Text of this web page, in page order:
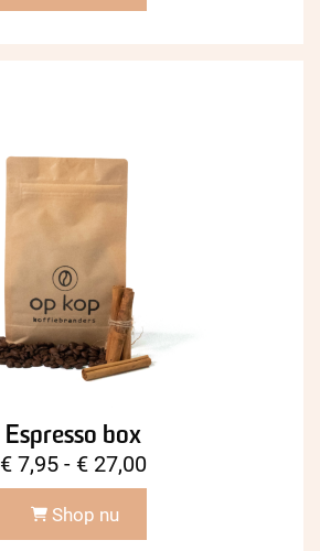
€ 27,00
Espresso box
€7,95 - €27,00Prijsklasse:
€ 7,95
€ 27,00
Shop nu